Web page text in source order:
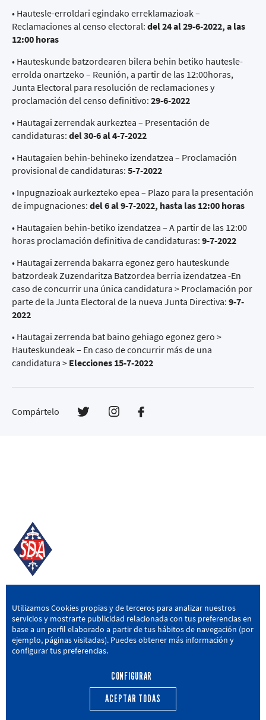
• Hautesle-erroldari egindako erreklamazioak –
Reclamaciones al censo electoral: del 24 al 29-6-2022, a las
12:00 horas
• Hauteskunde batzordearen bilera behin betiko hautesle-
errolda onartzeko – Reunión, a partir de las 12:00horas,
Junta Electoral para resolución de reclamaciones y
proclamación del censo definitivo: 29-6-2022
• Hautagai zerrendak aurkeztea – Presentación de
candidaturas: del 30-6 al 4-7-2022
• Hautagaien behin-behineko izendatzea – Proclamación
provisional de candidaturas: 5-7-2022
• Inpugnazioak aurkezteko epea – Plazo para la presentación
de impugnaciones: del 6 al 9-7-2022, hasta las 12:00 horas
• Hautagaien behin-betiko izendatzea – A partir de las 12:00
horas proclamación definitiva de candidaturas: 9-7-2022
• Hautagai zerrenda bakarra egonez gero hauteskunde
batzordeak Zuzendaritza Batzordea berria izendatzea -En
caso de concurrir una única candidatura > Proclamación por
parte de la Junta Electoral de la nueva Junta Directiva: 9-7-
2022
• Hautagai zerrenda bat baino gehiago egonez gero >
Hauteskundeak – En caso de concurrir más de una
candidatura > Elecciones 15-7-2022
Compártelo
SD AMOREBIETA
San Miguel Kalea, 16, 48340 Amorebieta, Bizkaia
946 604 751 | sda@sdamorebieta.eus
CANTERA ACTUALIDAD
Utilizamos Cookies propias y de terceros para analizar nuestros
servicios y mostrarte publicidad relacionada con tus preferencias en
base a un perfil elaborado a partir de tus hábitos de navegación (por
ejemplo, páginas visitadas). Puedes obtener más información y
configurar tus preferencias.
CONFIGURAR
ACEPTAR TODAS